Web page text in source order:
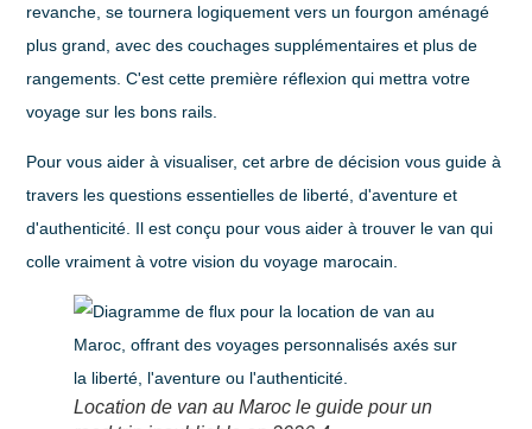
revanche, se tournera logiquement vers un fourgon aménagé
plus grand, avec des couchages supplémentaires et plus de
rangements. C'est cette première réflexion qui mettra votre
voyage sur les bons rails.
Pour vous aider à visualiser, cet arbre de décision vous guide à
travers les questions essentielles de liberté, d'aventure et
d'authenticité. Il est conçu pour vous aider à trouver le van qui
colle vraiment à votre vision du voyage marocain.
Location de van au Maroc le guide pour un